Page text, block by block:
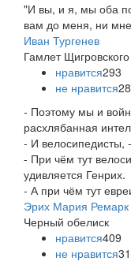
"И вы, и я, мы оба
вам до меня, ни
Иван Тургенев
Гамлет
нравится293
не нравится
- Поэтому мы и
расхлябанная
- И велосипедисты,
- При чём тут
удивляется Генрих.
- А при чём тут
Эрих Мария Ремарк
Черный обелиск
нравится409
не нравится